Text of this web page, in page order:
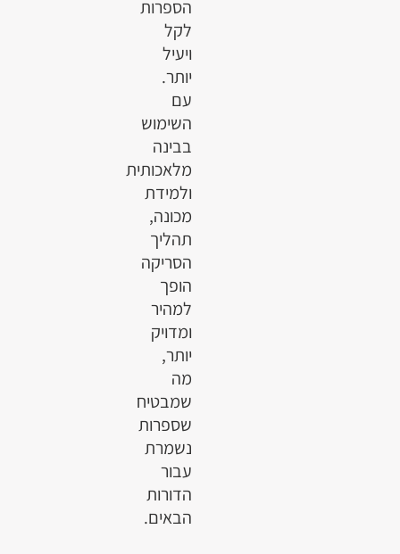
הספרות
לקל
ויעיל
יותר.
עם
השימוש
בבינה
מלאכותית
ולמידת
מכונה,
תהליך
הסריקה
הופך
למהיר
ומדויק
יותר,
מה
שמבטיח
שספרות
נשמרת
עבור
הדורות
הבאים.